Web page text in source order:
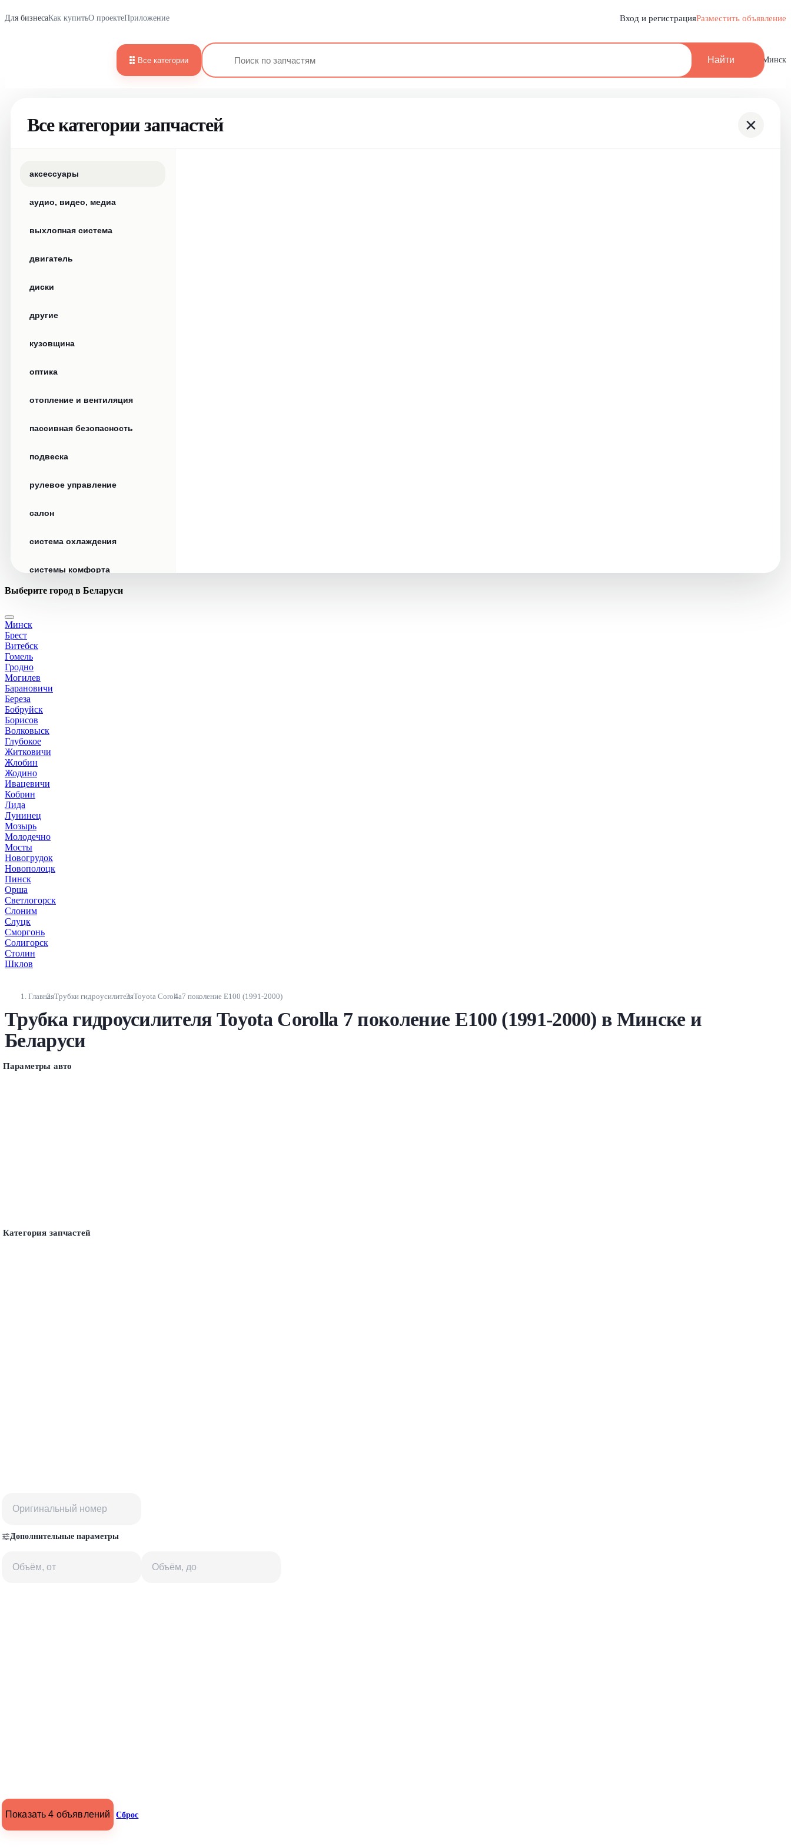
Для бизнесаКак купитьО проектеПриложение Вход и регистрацияРазместить объявление
Все категории Найти Минск
Все категории запчастей ×
аксессуары
аудио, видео, медиа
выхлопная система
двигатель
диски
другие
кузовщина
оптика
отопление и вентиляция
пассивная безопасность
подвеска
рулевое управление
салон
система охлаждения
системы комфорта
стекла
стеклоочистители
топливная система
тормозная система
трансмиссия
электрика
Выберите город в Беларуси
Минск
Брест
Витебск
Гомель
Гродно
Могилев
Барановичи
Береза
Бобруйск
Борисов
Волковыск
Глубокое
Житковичи
Жлобин
Жодино
Ивацевичи
Кобрин
Лида
Лунинец
Мозырь
Молодечно
Мосты
Новогрудок
Новополоцк
Пинск
Орша
Светлогорск
Слоним
Слуцк
Сморгонь
Солигорск
Столин
Шклов
ГлавнаяТрубки гидроусилителяToyota Corolla7 поколение E100 (1991-2000)
Трубка гидроусилителя Toyota Corolla 7 поколение E100 (1991-2000) в Минске и
Беларуси
Параметры авто
Категория запчастей
Дополнительные параметры
Показать 4 объявлений Сброс